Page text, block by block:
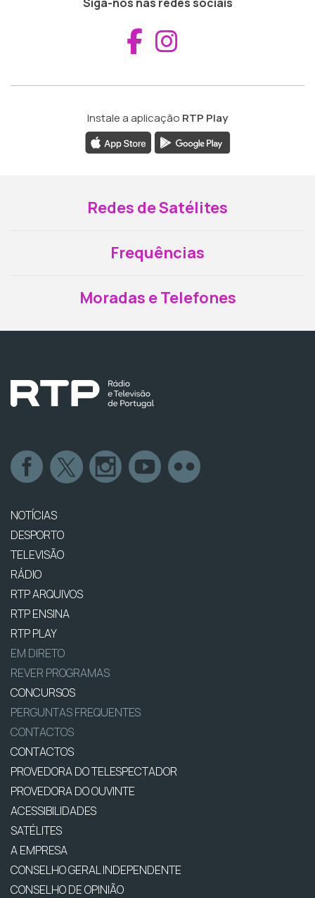
Aceder ao
Instale a aplicação RTP Play
Redes de Satélites
Frequências
Moradas e Telefones
NOTÍCIAS
DESPORTO
TELEVISÃO
RÁDIO
RTP ARQUIVOS
RTP ENSINA
RTP PLAY
EM DIRETO
REVER PROGRAMAS
CONCURSOS
PERGUNTAS FREQUENTES
CONTACTOS
CONTACTOS
PROVEDORA DO TELESPECTADOR
PROVEDORA DO OUVINTE
ACESSIBILIDADES
SATÉLITES
A EMPRESA
CONSELHO GERAL INDEPENDENTE
CONSELHO DE OPINIÃO